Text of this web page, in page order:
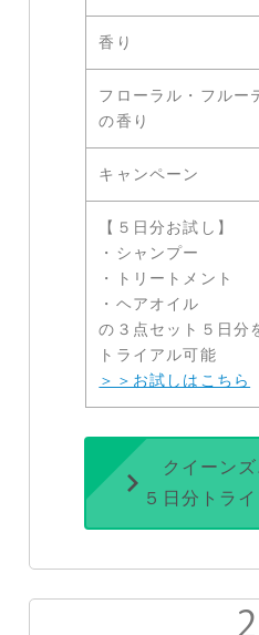
香り
フローラル・フルー
の香り
キャンペーン
【５日分お試し】
・シャンプー
・トリートメント
・ヘアオイル
の３点セット５日分
トライアル可能
＞＞お試しはこちら
クイーン
５日分トラ